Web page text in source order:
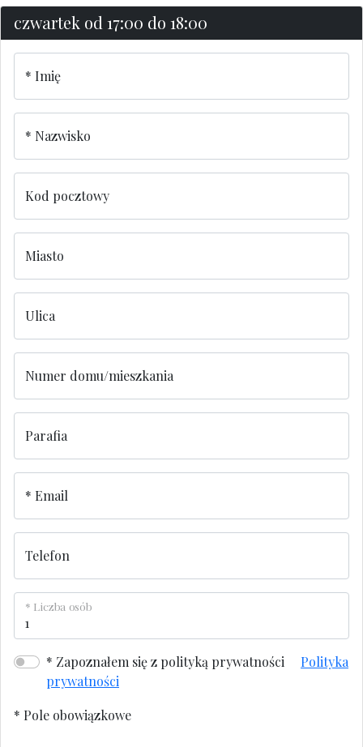
czwartek od 17:00 do 18:00
Imię
Nazwisko
Kod pocztowy
Miasto
Ulica
Numer domu/mieszkania
Parafia
Email
Telefon
Liczba osób
Zapoznałem się z polityką prywatności
Polityka
prywatności
* Pole obowiązkowe